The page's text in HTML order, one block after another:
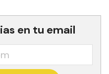
en tu email